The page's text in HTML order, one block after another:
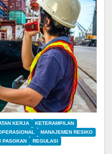
KERJA
KETERAMPILAN
MANAJEMEN RESIKO
PASOKAN
REGULASI